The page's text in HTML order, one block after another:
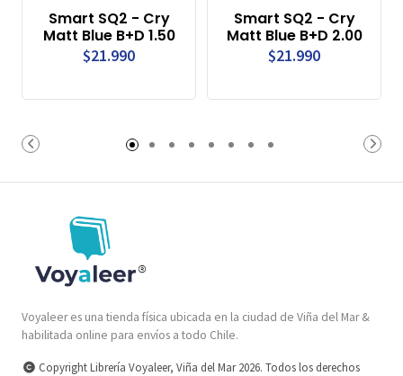
Smart SQ2 - Cry
Matt Blue B+D 1.50
$21.990
Smart SQ2 - Cry
Matt Blue B+D 2.00
$21.990
Voyaleer es una tienda física ubicada en la ciudad de Viña del Mar &
habilitada online para envíos a todo Chile.
Copyright Librería Voyaleer, Viña del Mar 2026. Todos los derechos